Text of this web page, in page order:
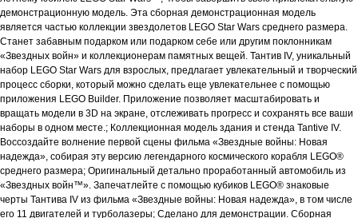
демонстрационную модель. Эта сборная демонстрационная модель
является частью коллекции звездолетов LEGO Star Wars среднего размера.
Станет забавным подарком или подарком себе или другим поклонникам
«Звездных войн» и коллекционерам памятных вещей. Тантив IV, уникальный
набор LEGO Star Wars для взрослых, предлагает увлекательный и творческий
процесс сборки, который можно сделать еще увлекательнее с помощью
приложения LEGO Builder. Приложение позволяет масштабировать и
вращать модели в 3D на экране, отслеживать прогресс и сохранять все ваши
наборы в одном месте.; Коллекционная модель здания и стенда Tantive IV.
Воссоздайте волнение первой сцены фильма «Звездные войны: Новая
надежда», собирая эту версию легендарного космического корабля LEGO®
среднего размера; Оригинальный детально проработанный автомобиль из
«Звездных войн™». Запечатлейте с помощью кубиков LEGO® знаковые
черты Тантива IV из фильма «Звездные войны: Новая надежда», в том числе
его 11 двигателей и турболазеры; Сделано для демонстрации. Сборная